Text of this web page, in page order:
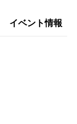
イベント情報